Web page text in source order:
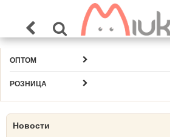
ОПТОМ
РОЗНИЦА
Новости